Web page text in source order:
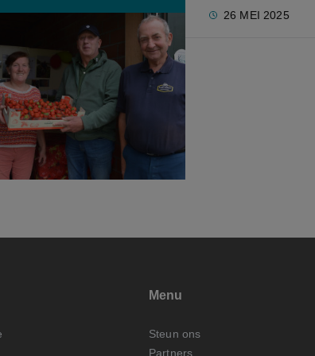
26 MEI 2025
1 2 3 4
Menu
Steun ons
Partners